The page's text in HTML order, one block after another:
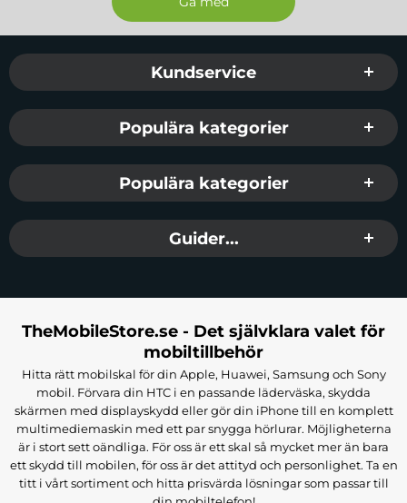
Sidfot Blandad info och länkar
Kundservice
Populära kategorier
Populära kategorier
Guider...
TheMobileStore.se - Det självklara valet för
mobiltillbehör
Hitta rätt mobilskal för din Apple, Huawei, Samsung och Sony
mobil. Förvara din HTC i en passande läderväska, skydda
skärmen med displayskydd eller gör din iPhone till en komplett
multimediemaskin med ett par snygga hörlurar. Möjligheterna
är i stort sett oändliga. För oss är ett skal så mycket mer än bara
ett skydd till mobilen, för oss är det attityd och personlighet. Ta en
titt i vårt sortiment och hitta prisvärda lösningar som passar till